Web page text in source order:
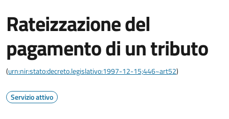
Rateizzazione del
pagamento di un tributo
(urn:nir:stato:decreto.legislativo:1997-12-15;446~art52)
Servizio attivo